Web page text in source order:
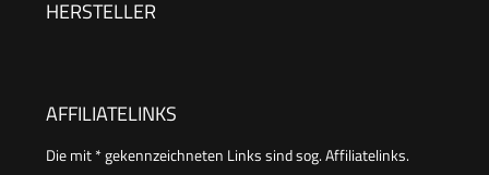
HERSTELLER
AFFILIATELINKS
Die mit * gekennzeichneten Links sind sog. Affiliatelinks.